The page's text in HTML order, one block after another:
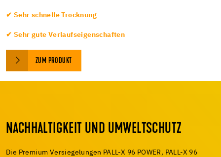
✔ Sehr schnelle Trocknung
✔ Sehr gute Verlaufseigenschaften
ZUM PRODUKT
NACHHALTIGKEIT UND UMWELTSCHUTZ
Die Premium Versiegelungen PALL-X 96 POWER, PALL-X 96